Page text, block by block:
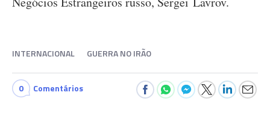
INTERNACIONAL GUERRA NO IRÃO
0 Comentários